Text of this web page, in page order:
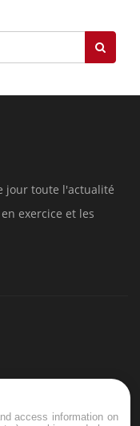
jour toute l'actualité
exercice et les
access information on